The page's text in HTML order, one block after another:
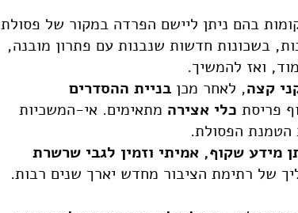
בהם ניתן ליישם הפרדה במקור של פסולת
בשכונות חדשות שנבנות עם פתרון מובנה,
ואז להמשיך.
קצה, לאחר מכן בניית ההסדרים
פריסת כלי אצירה מתאימים. אי-המשכיות
הטמנת הפסולת.
מידע שקוף, אמיתי וזמין לגבי שרשרת
של רתימת הציבור מחדש יארך שנים רבות.